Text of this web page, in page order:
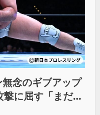
無念のギブアップ
に屈す「まだま
だなって」